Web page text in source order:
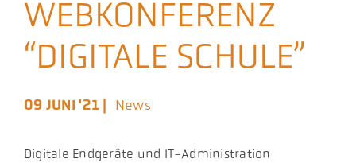
Aktuelles
Podcast
WEBKONFERENZ
“DIGITALE SCHULE”
09 JUNI '21 | News
Digitale Endgeräte und IT-Administration